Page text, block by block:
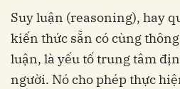
Suy luận (reasoning), hay
kiến thức sẵn có cùng
luận, là yếu tố trung tâm
người. Nó cho phép thực